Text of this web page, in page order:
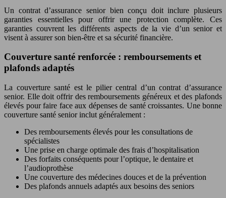
Un contrat d’assurance senior bien conçu doit inclure plusieurs
garanties essentielles pour offrir une protection complète. Ces
garanties couvrent les différents aspects de la vie d’un senior et
visent à assurer son bien-être et sa sécurité financière.
Couverture santé renforcée : remboursements et
plafonds adaptés
La couverture santé est le pilier central d’un contrat d’assurance
senior. Elle doit offrir des remboursements généreux et des plafonds
élevés pour faire face aux dépenses de santé croissantes. Une bonne
couverture santé senior inclut généralement :
Des remboursements élevés pour les consultations de
spécialistes
Une prise en charge optimale des frais d’hospitalisation
Des forfaits conséquents pour l’optique, le dentaire et
l’audioprothèse
Une couverture des médecines douces et de la prévention
Des plafonds annuels adaptés aux besoins des seniors